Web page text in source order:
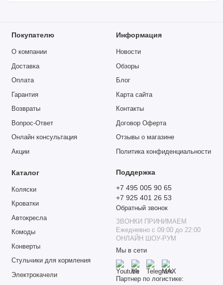
Тихие резиновые колеса с тормозами на всех четырех
надежности.
Для детей: от 0 до 3 лет;
(без колес);
Материал кроватки: массив ольхи;
Изготовлено в Республике Беларусь для TUTIS.
Покупателю
О компании
Доставка
Оплата
Гарантия
Возвраты
Вопрос-Ответ
Онлайн консультация
Акции
Информация
Новости
Обзоры
Блог
Карта сайта
Контакты
Договор Оферта
Отзывы о магазине
Политика конфиденциальности
Каталог
Коляски
Кроватки
Автокресла
Комоды
Конверты
Стульчики для кормления
Электрокачели
Поддержка
+7 495 005 90 65
+7 925 401 26 53
Обратный звонок
ЗВОНКИ ПРИНИМАЕМ
Ежедневно с 09:00 до 22:00
ОНЛАЙН ШОУ-РУМ
Мы в сети
Партнер по логистике: